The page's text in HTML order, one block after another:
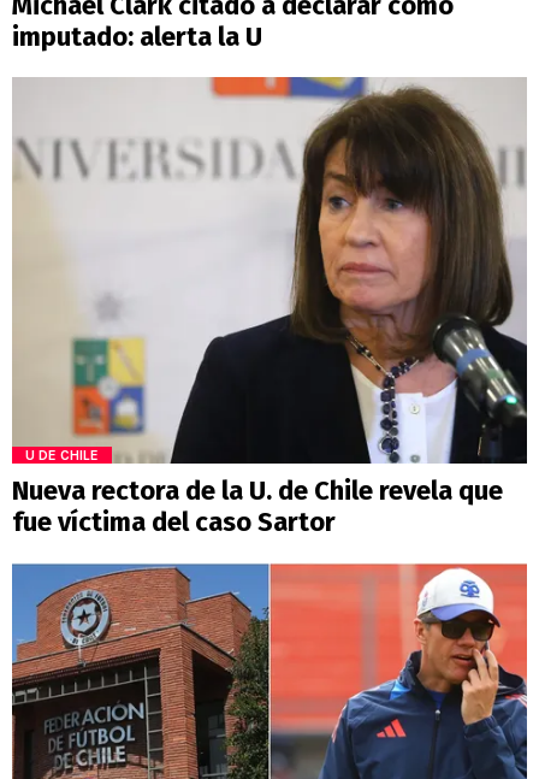
imputado: alerta la U
U DE CHILE
Nueva rectora de la U. de Chile revela que
fue víctima del caso Sartor